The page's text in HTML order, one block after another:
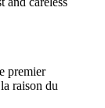
premier
raison du